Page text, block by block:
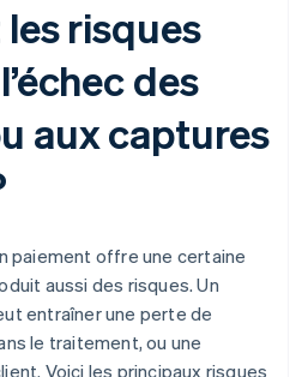
risques
des
aux captures
paiement offre une certaine
aussi des risques. Un
entraîner une perte de
le traitement, ou une
Voici les principaux risques